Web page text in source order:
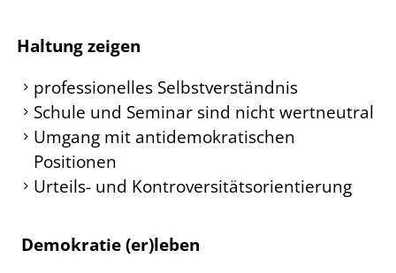
Haltung zeigen
professionelles Selbstverständnis
Schule und Seminar sind nicht wertneutral
Umgang mit antidemokratischen
Positionen
Urteils- und Kontroversitätsorientierung
Demokratie (er)leben